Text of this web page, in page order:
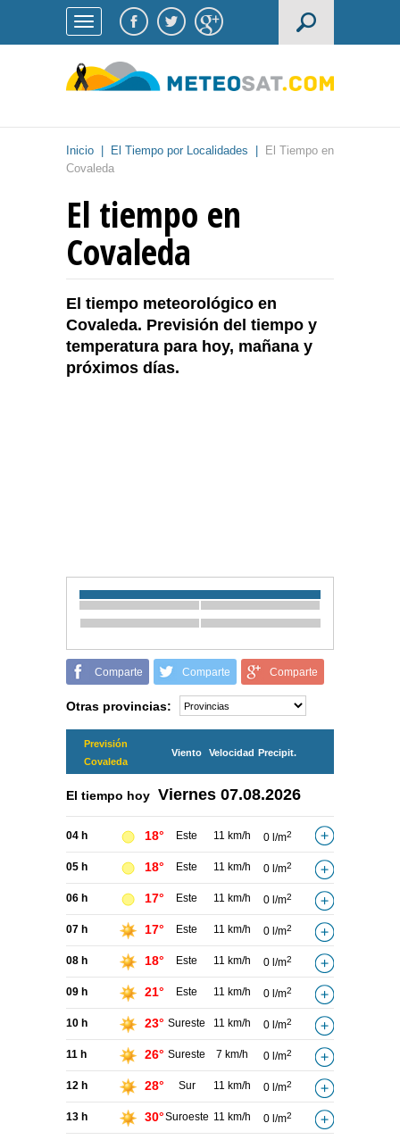
Inicio El Tiempo por Localidades
El Tiempo en
Covaleda
El tiempo en
Covaleda
El tiempo meteorológico en
Covaleda. Previsión del tiempo y
temperatura para hoy, mañana y
próximos días.
Comparte Comparte Comparte
Otras provincias:
Previsión
Covaleda
Viento Velocidad Precipit.
El tiempo hoy Viernes 07.08.2026
04 h 18° Este 11 km/h 0 l/m2
05 h 18° Este 11 km/h 0 l/m2
06 h 17° Este 11 km/h 0 l/m2
07 h 17° Este 11 km/h 0 l/m2
08 h 18° Este 11 km/h 0 l/m2
09 h 21° Este 11 km/h 0 l/m2
10 h 23° Sureste 11 km/h 0 l/m2
11 h 26° Sureste 7 km/h 0 l/m2
12 h 28° Sur 11 km/h 0 l/m2
13 h 30°Suroeste 11 km/h 0 l/m2